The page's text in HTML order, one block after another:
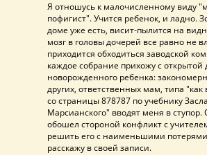
Я отношусь к малочисленному виду
пофигист". Учится ребенок, и ладно.
доме уже есть, висит-пылится на
мозг в головы дочерей все равно не
приходится обходиться заводской
каждое собрание прихожу с открытой
новорожденного ребенка:
других, ответственных мам, типа
со страницы 878787 по учебнику
Марсианского" вводят меня в
обошел стороной конфликт с
решить его с наименьшими
расскажу в своей записи.